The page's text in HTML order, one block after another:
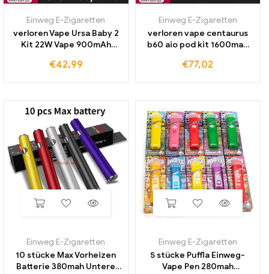
Einweg E-Zigaretten
verloren Vape Ursa Baby 2
Kit 22W Vape 900mAh
Patrone 0.6/0,8 Ohm
€42,99
Einweg E-Zigaretten
verloren vape centaurus
b60 aio pod kit 1600mah
patrone fit ub ultra spule
€77,02
Einweg E-Zigaretten
10 stücke Max Vorheizen
Batterie 380mah Untere
Einweg E-Zigaretten
5 stücke Puffla Einweg-
Vape Pen 280mah